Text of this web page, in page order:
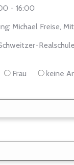
- 16:00
Michael Freise,
Frau
keine